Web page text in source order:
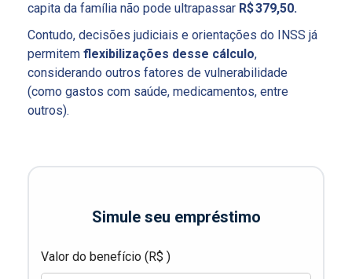
capita da família não pode ultrapassar R$ 379,50.
Contudo, decisões judiciais e orientações do INSS já
permitem flexibilizações desse cálculo,
considerando outros fatores de vulnerabilidade
(como gastos com saúde, medicamentos, entre
outros).
Simule seu empréstimo
Valor do benefício (R$ )